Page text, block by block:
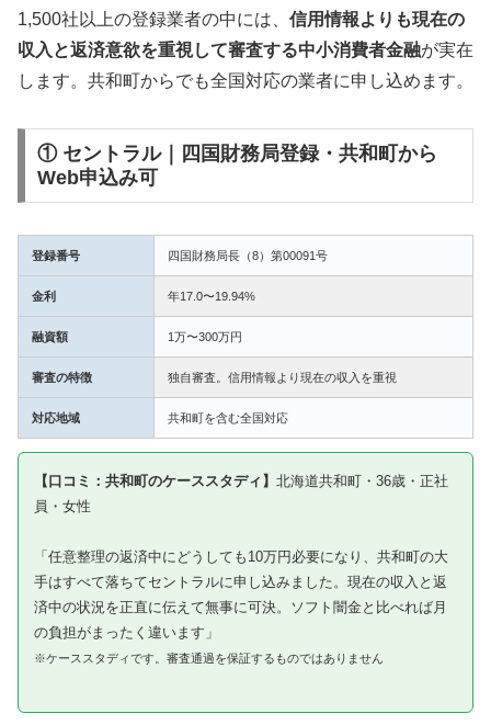
1,500社以上の登録業者の中には、 信用情報よりも現在の
収入と返済意欲を重視して審査する中小消費者金融が実在
します。共和町からでも全国対応の業者に申し込めます。
① セントラル｜四国財務局登録・共和町から
Web申込み可
登録番号 四国財務局長（8）第00091号
金利 年17.0〜19.94%
融資額 1万〜300万円
審査の特徴 独自審査。信用情報より現在の収入を重視
対応地域 共和町を含む全国対応
【口コミ：共和町のケーススタディ】 北海道共和町・36歳・正社
員・女性
「任意整理の返済中にどうしても10万円必要になり、共和町の大
手はすべて落ちてセントラルに申し込みました。現在の収入と返
済中の状況を正直に伝えて無事に可決。ソフト闇金と比べれば月
の負担がまったく違います」
※ケーススタディです。審査通過を保証するものではありません